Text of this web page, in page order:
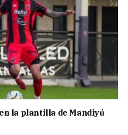
la plantilla de Mandiyú